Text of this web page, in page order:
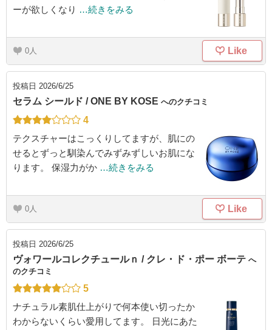
ーが欲しくなり …続きをみる
0 Like
投稿日 2026/6/25
セラム シールド / ONE BY KOSE へのクチコミ
4
テクスチャーはこっくりしてますが、肌にの
せるとずっと馴染んでみずみずしいお肌にな
ります。 保湿力がか …続きをみる
0 Like
投稿日 2026/6/25
ヴォワールコレクチュールｎ / クレ・ド・ポー ボーテ へ
のクチコミ
5
ナチュラル素肌仕上がりで何本使い切ったか
わからないくらい愛用してます。 日光にあた